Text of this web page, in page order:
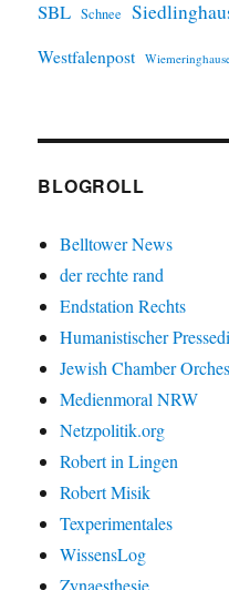
SBL Schnee
Westfalenpost
BLOGROLL
Belltower News
der rechte rand
Endstation Rechts
Humanistischer
Jewish Chamber
Medienmoral NRW
Netzpolitik.org
Robert in Lingen
Robert Misik
Texperimentales
WissensLog
Zynaesthesie